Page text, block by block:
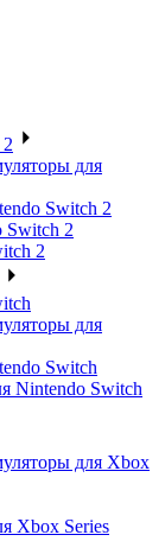
для
Switch 2
Switch 2
2
для
Switch
Nintendo Switch
для Xbox
Xbox Series